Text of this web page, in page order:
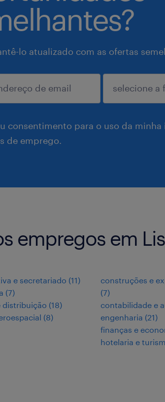
lo atualizado com as ofertas
consentimento para o uso da
de emprego.
empregos em
e secretariado (11)
(7)
distribuição (18)
(8)
construções e
(7)
contabilidade e
engenharia (21)
finanças e
hotelaria e